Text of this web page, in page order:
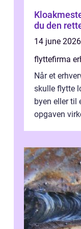
Kloakmester
du den
14 june 2026
flyttefirma
Når et
skulle flytte
byen eller til
opgaven